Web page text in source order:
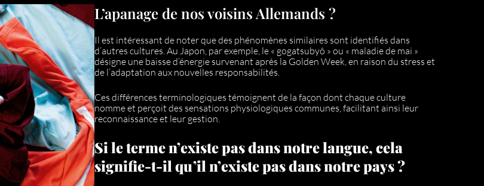
L’apanage de nos voisins Allemands ?
Il est intéressant de noter que des phénomènes similaires sont identifiés dans
d’autres cultures. Au Japon, par exemple, le « gogatsubyô » ou « maladie de mai »
désigne une baisse d’énergie survenant après la Golden Week, en raison du stress et
de l’adaptation aux nouvelles responsabilités.
Ces différences terminologiques témoignent de la façon dont chaque culture
nomme et perçoit des sensations physiologiques communes, facilitant ainsi leur
reconnaissance et leur gestion.
Si le terme n’existe pas dans notre langue, cela
signifie-t-il qu’il n’existe pas dans notre pays ?